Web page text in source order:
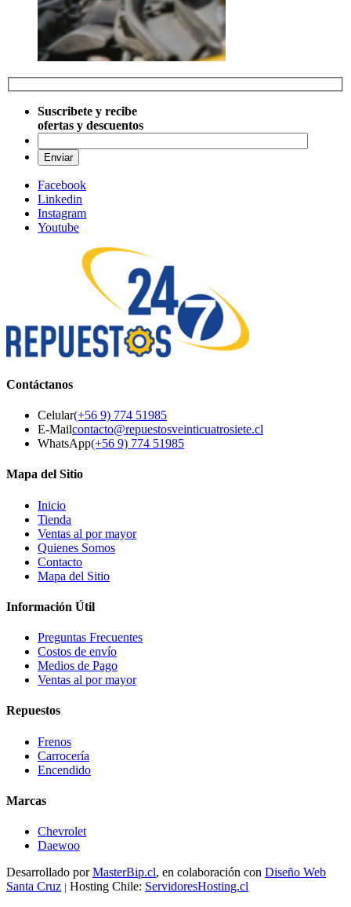
Suscribete y recibe
ofertas y descuentos
Facebook
Linkedin
Instagram
Youtube
Contáctanos
Celular(+56 9) 774 51985
E-Mailcontacto@repuestosveinticuatrosiete.cl
WhatsApp(+56 9) 774 51985
Mapa del Sitio
Inicio
Tienda
Ventas al por mayor
Quienes Somos
Contacto
Mapa del Sitio
Información Útil
Preguntas Frecuentes
Costos de envío
Medios de Pago
Ventas al por mayor
Repuestos
Frenos
Carrocería
Encendido
Marcas
Chevrolet
Daewoo
Desarrollado porMasterBip.cl, en colaboración con Diseño Web
Santa Cruz | Hosting Chile: ServidoresHosting.cl